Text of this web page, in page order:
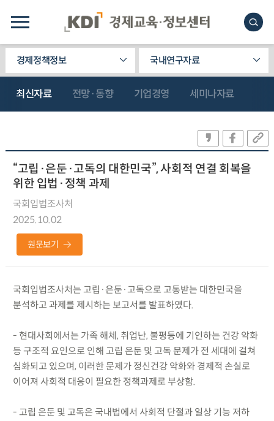
경제정책정보 국내연구자료
최신자료 전망·동향 기업경영 세미나자료
“고립·은둔·고독의 대한민국”, 사회적 연결 회복을
위한 입법·정책 과제
국회입법조사처
2025.10.02
원문보기
국회입법조사처는 고립·은둔·고독으로 고통받는 대한민국을
분석하고 과제를 제시하는 보고서를 발표하였다.
- 현대사회에서는 가족 해체, 취업난, 불평등에 기인하는 건강 악화
등 구조적 요인으로 인해 고립 은둔 및 고독 문제가 전 세대에 걸쳐
심화되고 있으며, 이러한 문제가 정신건강 악화와 경제적 손실로
이어져 사회적 대응이 필요한 정책과제로 부상함.
- 고립 은둔 및 고독은 국내법에서 사회적 단절과 일상 기능 저하